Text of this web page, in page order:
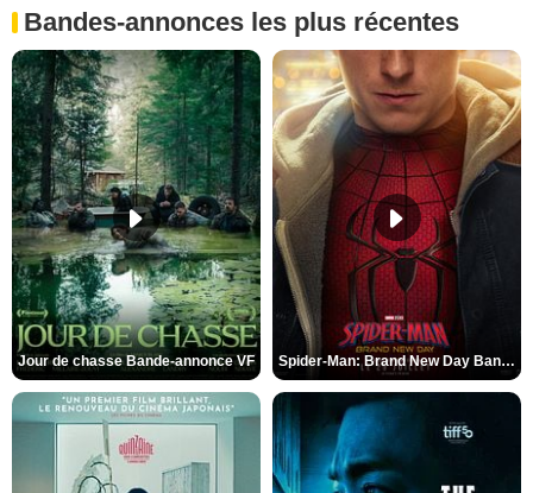
Bandes-annonces les plus récentes
Jour de chasse Bande-annonce VF Spider-Man: Brand New Day Bande-annonce (3) VO STFR